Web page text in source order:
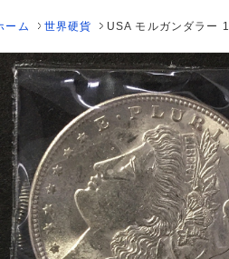
ーム 世界硬貨 USA モルガンダラー